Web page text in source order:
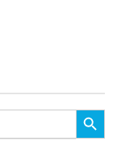
Botón de